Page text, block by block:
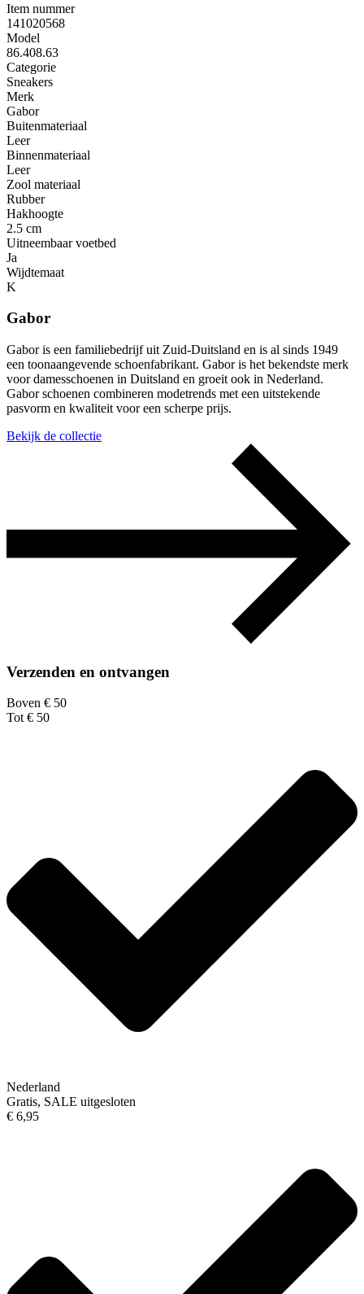
Item nummer
141020568
Model
86.408.63
Categorie
Sneakers
Merk
Gabor
Buitenmateriaal
Leer
Binnenmateriaal
Leer
Zool materiaal
Rubber
Hakhoogte
2.5 cm
Uitneembaar voetbed
Ja
Wijdtemaat
K
Gabor
Gabor is een familiebedrijf uit Zuid-Duitsland en is al sinds 1949
een toonaangevende schoenfabrikant. Gabor is het bekendste merk
voor damesschoenen in Duitsland en groeit ook in Nederland.
Gabor schoenen combineren modetrends met een uitstekende
pasvorm en kwaliteit voor een scherpe prijs.
Bekijk de collectie
Verzenden en ontvangen
Boven € 50
Tot € 50
Nederland
Gratis, SALE uitgesloten
€ 6,95